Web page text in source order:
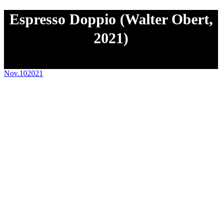
Espresso Doppio (Walter Obert,
2021)
Nov.102021